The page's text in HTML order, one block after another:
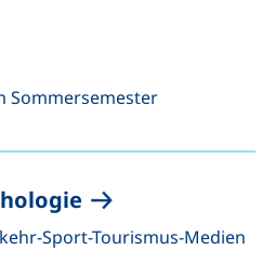
Sommersemester
Sport-Tourismus-Medien